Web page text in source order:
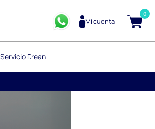
Mi cuenta
0
Servicio Drean